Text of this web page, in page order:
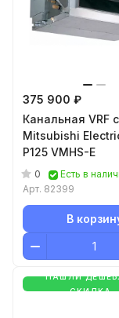
375 900 ₽
Канальная VRF
Mitsubishi
P125 VMHS-E
0
Есть в
Арт. 82399
В
НАШЛИ
СКИДКА